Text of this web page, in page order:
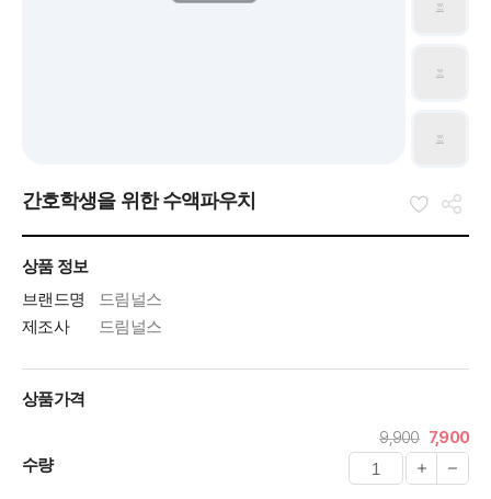
간호학생을 위한 수액파우치
상품 정보
브랜드명
드림널스
제조사
드림널스
상품가격
9,900 7,900
수량